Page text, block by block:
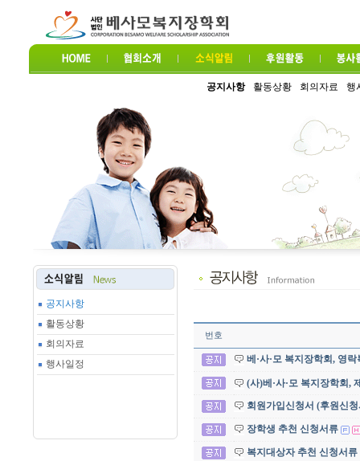
공지사항 활동상황 회의자료 행
공지사항
활동상황
회의자료
행사일정
번호
베·사·모 복지장학회, 영
(사)베·사·모 복지장학회
회원가입신청서 (후원신
장학생 추천 신청서류
복지대상자 추천 신청서류